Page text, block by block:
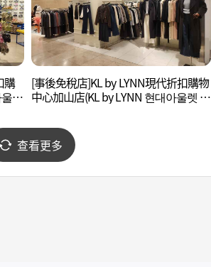
購
렛
[事後免稅店]KL by LYNN現代折扣購物
中心加山店(KL by LYNN 현대아울렛 가
查看更多